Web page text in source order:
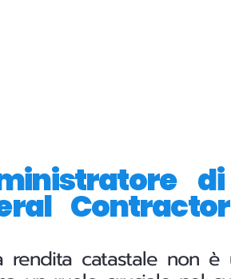
Contractor
catastale non è